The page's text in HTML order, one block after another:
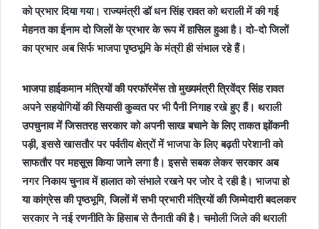
को प्रभार दिया गया। राज्यमंत्री डॉ धन सिंह रावत को थराली में की गई
मेहनत का ईनाम दो जिलों के प्रभार के रूप में हासिल हुआ है। दो-दो जिलों
का प्रभार अब सिर्फ भाजपा पृष्ठभूमि के मंत्री ही संभाल रहे हैं।
भाजपा हाईकमान मंत्रियों की परफॉरमेंस तो मुख्यमंत्री त्रिवेंद्र सिंह रावत
अपने सहयोगियों की सियासी कुव्वत पर भी पैनी निगाह रखे हुए हैं। थराली
उपचुनाव में जिसतरह सरकार को अपनी साख बचाने के लिए ताकत झोंकनी
पड़ी, इससे खासतौर पर पर्वतीय क्षेत्रों में भाजपा के लिए बढ़ती परेशानी को
साफतौर पर महसूस किया जाने लगा है। इससे सबक लेकर सरकार अब
नगर निकाय चुनाव में हालात को संभाले रखने पर जोर दे रही है। भाजपा हो
या कांग्रेस की पृष्ठभूमि, जिलों में सभी प्रभारी मंत्रियों की जिम्मेदारी बदलकर
सरकार ने नई रणनीति के हिसाब से तैनाती की है। चमोली जिले की थराली